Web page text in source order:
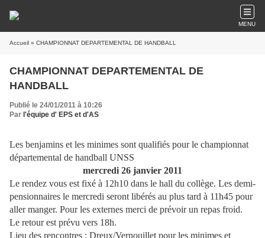
MENU
Accueil » CHAMPIONNAT DEPARTEMENTAL DE HANDBALL
CHAMPIONNAT DEPARTEMENTAL DE
HANDBALL
Publié le 24/01/2011 à 10:26
Par l'équipe d' EPS et d'AS
Les benjamins et les minimes sont qualifiés pour le championnat
départemental de handball UNSS
mercredi 26 janvier 2011
Le rendez vous est fixé à 12h10 dans le hall du collège. Les demi-
pensionnaires le mercredi seront libérés au plus tard à 11h45 pour
aller manger. Pour les externes merci de prévoir un repas froid.
Le retour est prévu vers 18h.
Lieu des rencontres : Dreux/Vernouillet pour les minimes et